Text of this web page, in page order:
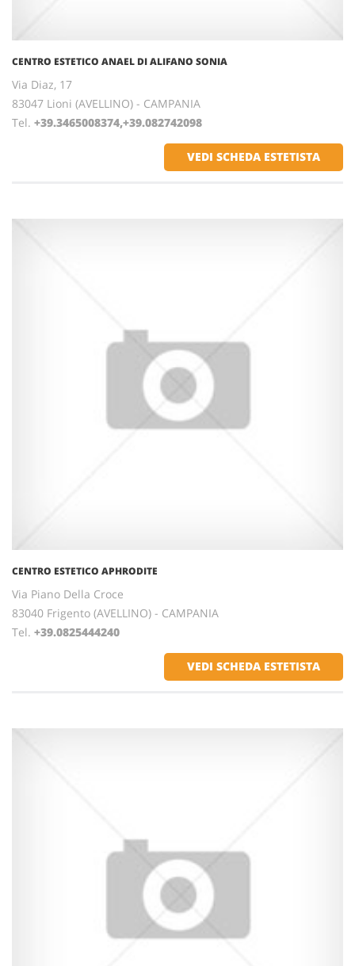
CENTRO ESTETICO ANAEL DI ALIFANO SONIA
Via Diaz, 17
83047 Lioni (AVELLINO) - CAMPANIA
Tel. +39.3465008374,+39.082742098
VEDI SCHEDA ESTETISTA
CENTRO ESTETICO APHRODITE
Via Piano Della Croce
83040 Frigento (AVELLINO) - CAMPANIA
Tel. +39.0825444240
VEDI SCHEDA ESTETISTA